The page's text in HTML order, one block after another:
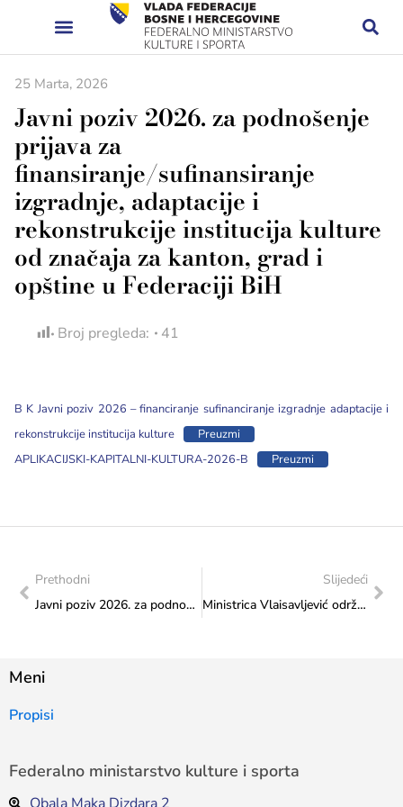
25 Marta, 2026
Javni poziv 2026. za podnošenje
prijava za
finansiranje/sufinansiranje
izgradnje, adaptacije i
rekonstrukcije institucija kulture
od značaja za kanton, grad i
opštine u Federaciji BiH
Broj pregleda: 41
B K Javni poziv 2026 – financiranje sufinanciranje izgradnje adaptacije i
rekonstrukcije institucija kulture
Preuzmi
APLIKACIJSKI-KAPITALNI-KULTURA-2026-B
Preuzmi
Prethodni
Javni poziv 2026. za podnošenje prijava za finansiranje/sufinansiranje izgradnje, adaptacije i rekonstrukcije sportske infrastrukture od značaja za kanton, grad i opštine u Federaciji BiH
Slijedeći
Ministrica Vlaisavljević održala sastanak sa dekanom Katoličkog bogoslovnog fakulteta u Sarajevu
Meni
Propisi
Federalno ministarstvo kulture i sporta